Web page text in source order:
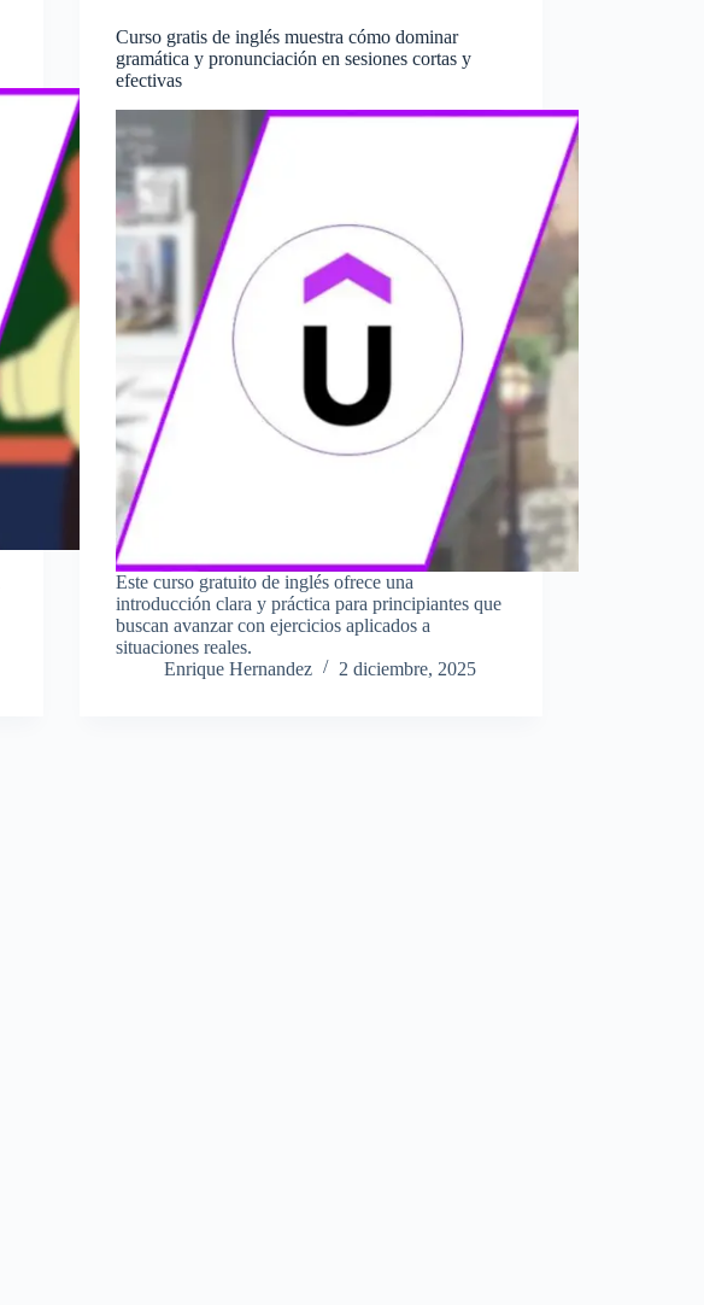
Curso gratis de inglés muestra cómo dominar
gramática y pronunciación en sesiones cortas y
efectivas
Este curso gratuito de inglés ofrece una
introducción clara y práctica para principiantes que
buscan avanzar con ejercicios aplicados a
situaciones reales.
Enrique Hernandez
2 diciembre, 2025